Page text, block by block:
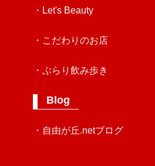
・Let's Beauty
・こだわりのお店
・ぶらり飲み歩き
Blog
・自由が丘.netブログ